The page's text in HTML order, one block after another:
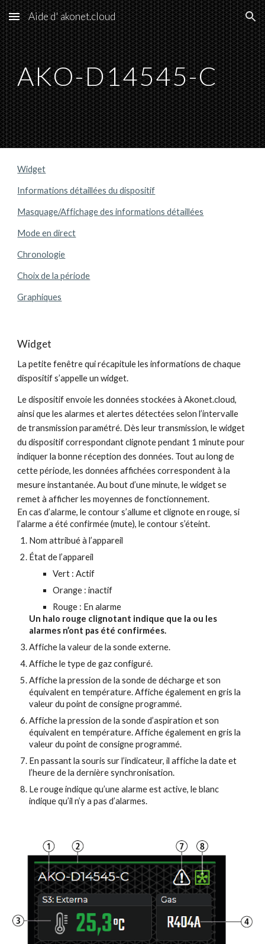
Skip to main content Skip to navigation
Aide d' akonet.cloud
AKO-D14545-C
Widget
Informations détaillées du dispositif
Masquage/Affichage des informations détaillées
Mode en direct
Chronologie
Choix de la période
Graphiques
Widget
La petite fenêtre qui récapitule les informations de chaque
dispositif s’appelle un widget.
Le dispositif envoie les données stockées à Akonet.cloud,
ainsi que les alarmes et alertes détectées selon l’intervalle
de transmission paramétré. Dès leur transmission, le widget
du dispositif correspondant clignote pendant 1 minute pour
indiquer la bonne réception des données. Tout au long de
cette période, les données affichées correspondent à la
mesure instantanée. Au bout d’une minute, le widget se
remet à afficher les moyennes de fonctionnement.
En cas d’alarme, le contour s’allume et clignote en rouge, si
l’alarme a été confirmée (mute), le contour s’éteint.
Nom attribué à l’appareil
État de l’appareil
Vert : Actif
Orange : inactif
Rouge : En alarme
Un halo rouge clignotant indique que la ou les
alarmes n’ont pas été confirmées.
Affiche la valeur de la sonde externe.
Affiche le type de gaz configuré.
Affiche la pression de la sonde de décharge et son
équivalent en température. Affiche également en gris la
valeur du point de consigne programmé.
Affiche la pression de la sonde d’aspiration et son
équivalent en température. Affiche également en gris la
valeur du point de consigne programmé.
En passant la souris sur l’indicateur, il affiche la date et
l’heure de la dernière synchronisation.
Le rouge indique qu’une alarme est active, le blanc
indique qu’il n’y a pas d’alarmes.